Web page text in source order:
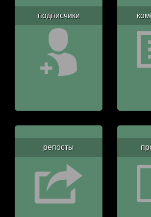
подписчики
репосты